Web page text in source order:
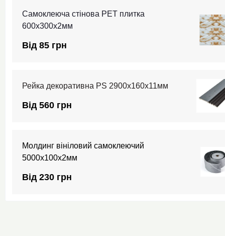
Самоклеюча стінова PET плитка
600х300х2мм
Від 85 грн
Рейка декоративна PS 2900х160х11мм
Від 560 грн
Молдинг вініловий самоклеючий
5000х100х2мм
Від 230 грн